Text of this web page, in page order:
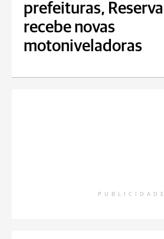
prefeituras, Reserva
recebe novas
motoniveladoras
PUBLICIDADE